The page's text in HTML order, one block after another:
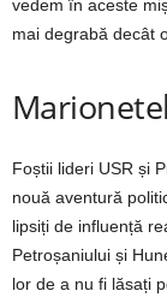
vedem în aceste
mai degrabă decât
Foștii lideri USR și
nouă aventură
lipsiți de influență
Petroșaniului și
lor de a nu fi lăsați